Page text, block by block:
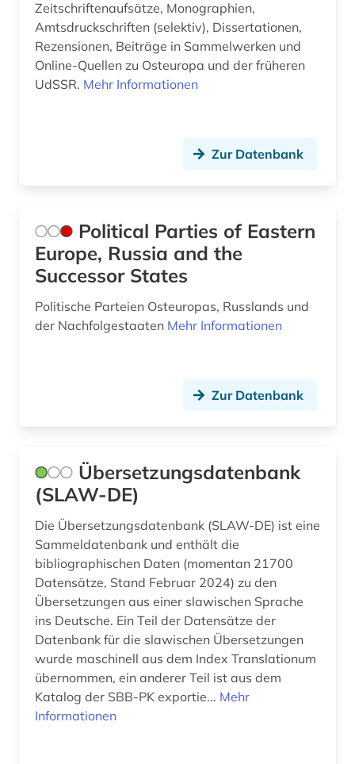
unselbständige karte (1)
wirtschaft (1)
Niederlande (1)
Niedersachsen (1)
Nordamerika (1)
Ostasien (2)
Osteuropa (15)
Ostmitteleuropa (12)
Palaestina (2)
Rheinland-Pfalz (1)
Rumänien (12)
Russland, Sowjetunion (13)
Saarland (1)
Serbien (12)
Slowakei (12)
Slowenien (12)
Suedostasien (1)
Zeitschriftenaufsätze, Monographien,
Amtsdruckschriften (selektiv), Dissertationen,
Rezensionen, Beiträge in Sammelwerken und
Online-Quellen zu Osteuropa und der früheren
UdSSR. Mehr Informationen
Zur Datenbank
Political Parties of Eastern
Europe, Russia and the
Successor States
Politische Parteien Osteuropas, Russlands und
der Nachfolgestaaten Mehr Informationen
Zur Datenbank
Übersetzungsdatenbank
(SLAW-DE)
Die Übersetzungsdatenbank (SLAW-DE) ist eine
Sammeldatenbank und enthält die
bibliographischen Daten (momentan 21700
Datensätze, Stand Februar 2024) zu den
Übersetzungen aus einer slawischen Sprache
ins Deutsche. Ein Teil der Datensätze der
Datenbank für die slawischen Übersetzungen
wurde maschinell aus dem Index Translationum
übernommen, ein anderer Teil ist aus dem
Katalog der SBB-PK exportie... Mehr
Informationen